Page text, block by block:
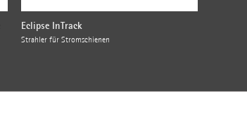
Eclipse InTrack
Strahler für Stromschienen